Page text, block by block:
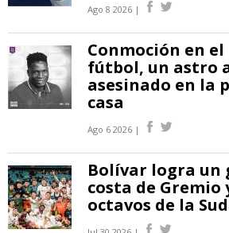
Ago 8 2026 |
Conmoción en
fútbol, un astro
asesinado en la
casa
Ago 6 2026 |
Bolívar logra
costa de Gremio
octavos de la